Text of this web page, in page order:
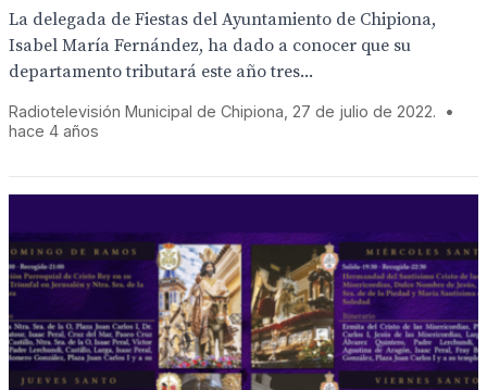
La delegada de Fiestas del Ayuntamiento de Chipiona,
Isabel María Fernández, ha dado a conocer que su
departamento tributará este año tres...
Radiotelevisión Municipal de Chipiona, 27 de julio de 2022.
•
hace 4 años